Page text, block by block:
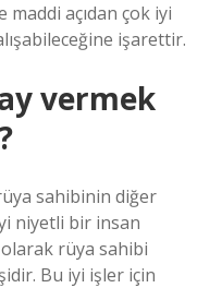
açıdan çok iyi
işarettir.
vermek
sahibinin diğer
niyetli bir insan
rüya sahibi
Bu iyi işler için